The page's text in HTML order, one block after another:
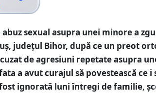
sexual asupra unei minore a
județul Bihor, după ce un preot
de agresiuni repetate asupra
a avut curajul să povestească ce i
ignorată luni întregi de familie,